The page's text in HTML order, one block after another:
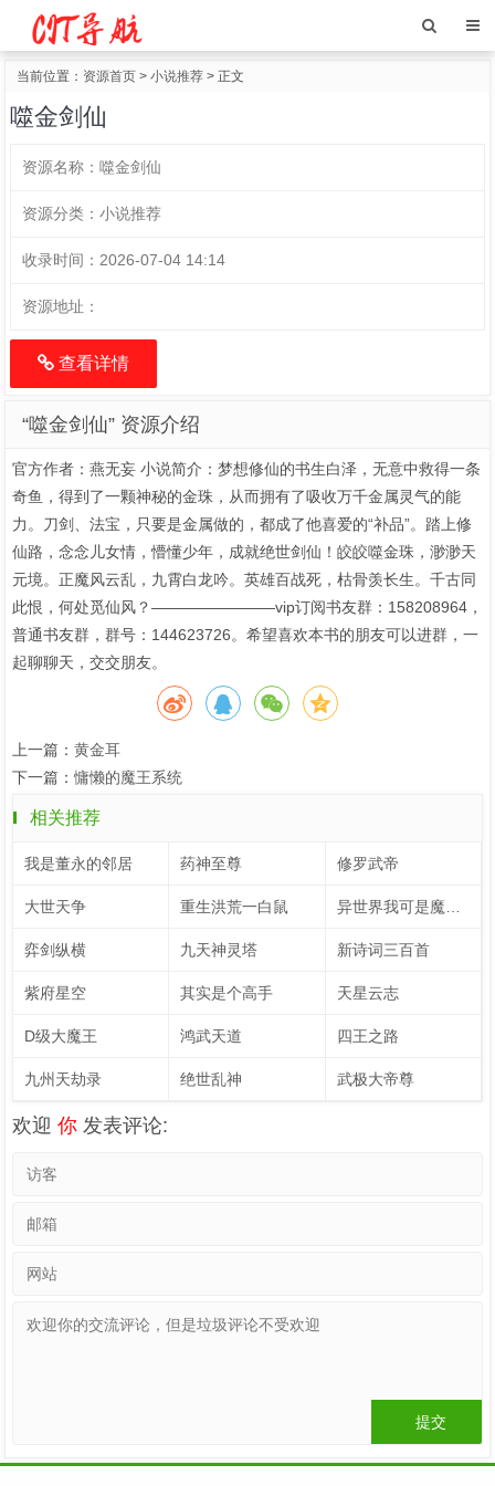
当前位置： 资源首页 > 小说推荐 > 正文
噬金剑仙
资源名称： 噬金剑仙
资源分类： 小说推荐
收录时间： 2026-07-04 14:14
资源地址：
查看详情
“噬金剑仙” 资源介绍
官方作者：燕无妄 小说简介：梦想修仙的书生白泽，无意中救得一条
奇鱼，得到了一颗神秘的金珠，从而拥有了吸收万千金属灵气的能
力。刀剑、法宝，只要是金属做的，都成了他喜爱的“补品”。踏上修
仙路，念念儿女情，懵懂少年，成就绝世剑仙！皎皎噬金珠，渺渺天
元境。正魔风云乱，九霄白龙吟。英雄百战死，枯骨羡长生。千古同
此恨，何处觅仙风？————————vip订阅书友群：158208964，
普通书友群，群号：144623726。希望喜欢本书的朋友可以进群，一
起聊聊天，交交朋友。
上一篇： 黄金耳
下一篇：慵懒的魔王系统
相关推荐
我是董永的邻居 药神至尊 修罗武帝
大世天争 重生洪荒一白鼠
弈剑纵横 九天神灵塔 新诗词三百首
紫府星空 其实是个高手 天星云志
D级大魔王 鸿武天道 四王之路
九州天劫录 绝世乱神 武极大帝尊
欢迎 你 发表评论: